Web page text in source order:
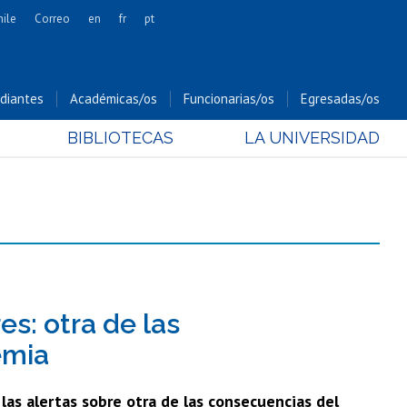
Cs. Forestales y Conservación
Cs. Sociales
Bachillerato
Correo en fr pt
Académicas/os Funcionarias/os Egresadas/os
BIBLIOTECAS LA UNIVERSIDAD
otra de las
alertas sobre otra de las consecuencias del